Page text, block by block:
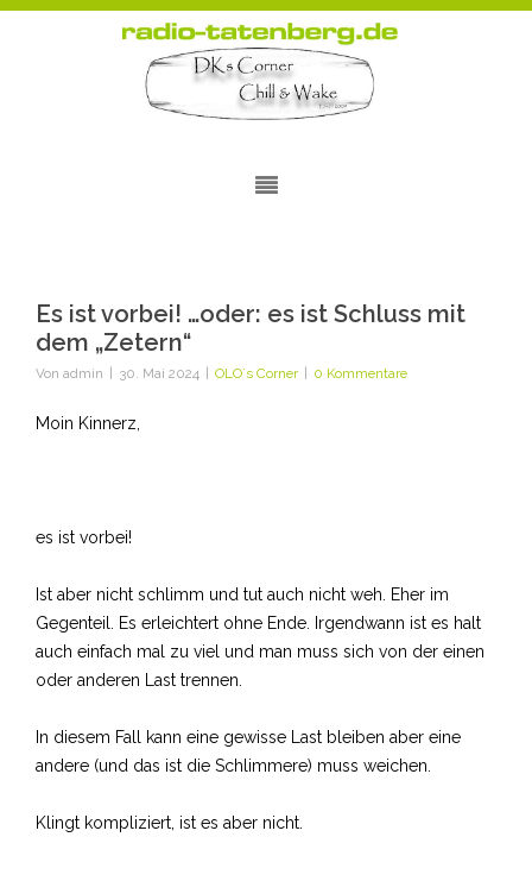
Es ist vorbei! …oder: es ist Schluss mit
dem „Zetern“
Von admin 30. Mai 2024 OLO´s Corner 0 Kommentare
Moin Kinnerz,
es ist vorbei!
Ist aber nicht schlimm und tut auch nicht weh. Eher im
Gegenteil. Es erleichtert ohne Ende. Irgendwann ist es halt
auch einfach mal zu viel und man muss sich von der einen
oder anderen Last trennen.
In diesem Fall kann eine gewisse Last bleiben aber eine
andere (und das ist die Schlimmere) muss weichen.
Klingt kompliziert, ist es aber nicht.